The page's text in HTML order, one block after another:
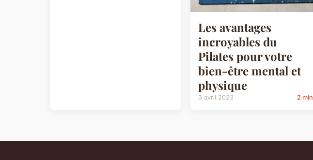
Les avantages
incroyables du
Pilates pour votre
bien-être mental et
physique
3 avril 2023 2 min